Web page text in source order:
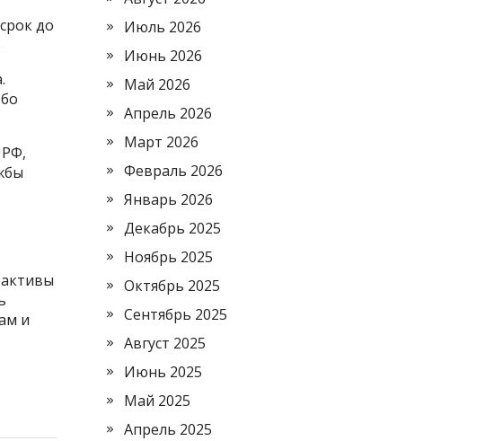
до
и
Июль 2026
Июнь 2026
Май 2026
Апрель 2026
Март 2026
Февраль 2026
Январь 2026
Декабрь 2025
Ноябрь 2025
Октябрь 2025
Сентябрь 2025
Август 2025
Июнь 2025
Май 2025
Апрель 2025